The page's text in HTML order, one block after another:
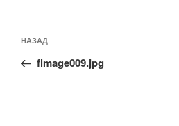
НАЗАД
fimage009.jpg